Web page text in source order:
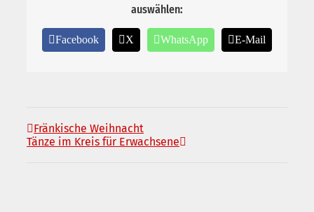
auswählen:
Facebook X WhatsApp E-Mail
Fränkische Weihnacht
Tänze im Kreis für Erwachsene